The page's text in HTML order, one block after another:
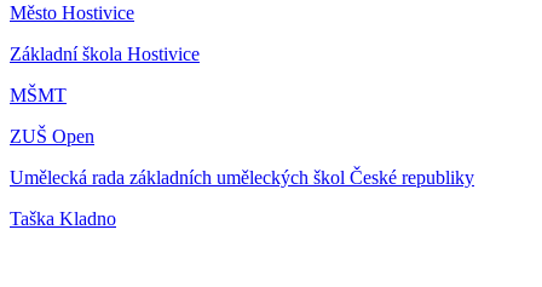
Město Hostivice
Základní škola Hostivice
MŠMT
ZUŠ Open
Umělecká rada základních uměleckých škol České republiky
Taška Kladno